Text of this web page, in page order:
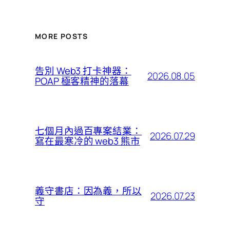
MORE POSTS
告別 Web3 打卡神器：
POAP 極客精神的落幕 2026.08.05
七個月內過百專案結業：
寫在最寒冷的 web3 熊市 2026.07.29
義守書店：因為義，所以
守 2026.07.23